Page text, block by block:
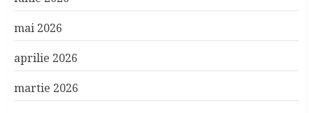
mai 2026
aprilie 2026
martie 2026